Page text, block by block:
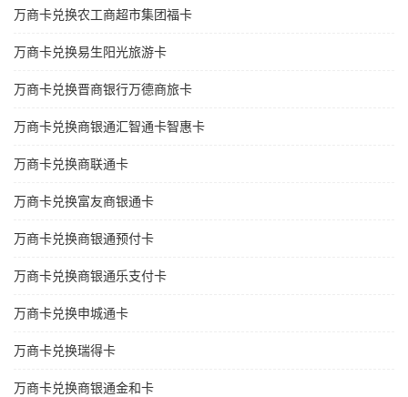
万商卡兑换农工商超市集团福卡
万商卡兑换易生阳光旅游卡
万商卡兑换晋商银行万德商旅卡
万商卡兑换商银通汇智通卡智惠卡
万商卡兑换商联通卡
万商卡兑换富友商银通卡
万商卡兑换商银通预付卡
万商卡兑换商银通乐支付卡
万商卡兑换申城通卡
万商卡兑换瑞得卡
万商卡兑换商银通金和卡